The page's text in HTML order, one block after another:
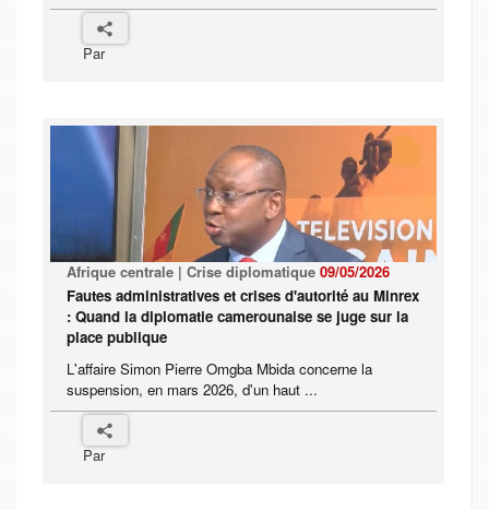
Par
Afrique centrale | Crise diplomatique 09/05/2026
Fautes administratives et crises d'autorité au Minrex
: Quand la diplomatie camerounaise se juge sur la
place publique
L'affaire Simon Pierre Omgba Mbida concerne la
suspension, en mars 2026, d'un haut ...
Par